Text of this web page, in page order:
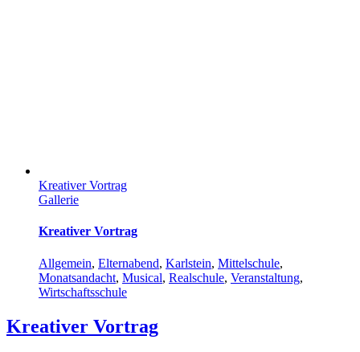
Kreativer Vortrag
Gallerie
Kreativer Vortrag
Allgemein, Elternabend, Karlstein, Mittelschule,
Monatsandacht, Musical, Realschule, Veranstaltung,
Wirtschaftsschule
Kreativer Vortrag